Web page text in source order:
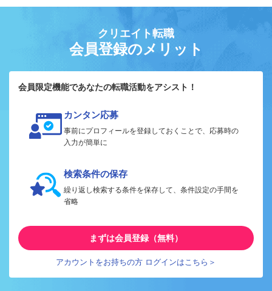
クリエイト転職
会員登録のメリット
会員限定機能であなたの転職活動をアシスト！
カンタン応募
事前にプロフィールを登録しておくことで、応募時の
入力が簡単に
検索条件の保存
繰り返し検索する条件を保存して、条件設定の手間を
省略
まずは会員登録（無料）
アカウントをお持ちの方 ログインはこちら＞